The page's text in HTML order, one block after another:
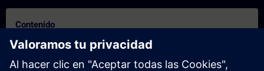
Contenido
SITRAIN – Egenskaper og diff erensiering av læringsformatene